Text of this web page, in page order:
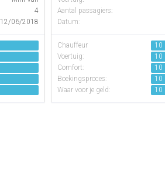
4
12/06/2018
Aantal passagiers:
Datum:
Chauffeur
10
Voertuig:
10
Comfort:
10
Boekingsproces:
10
Waar voor je geld:
10